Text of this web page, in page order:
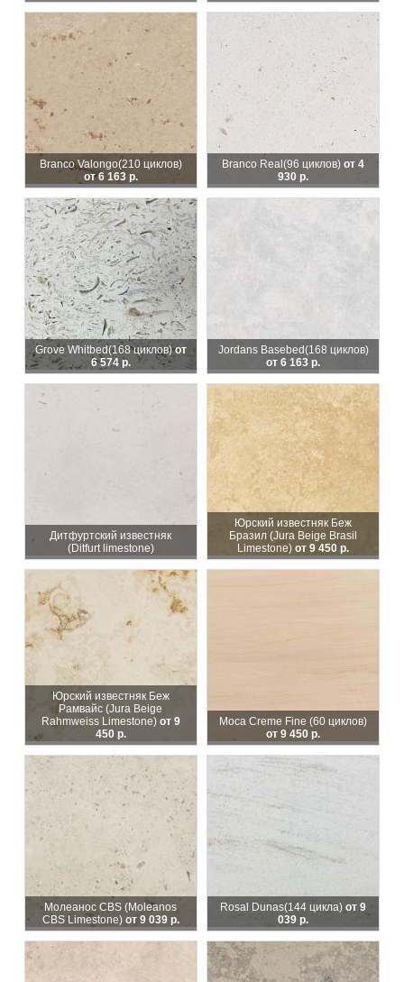
Branco Valongo(210 циклов)
от 6 163 р.
Branco Real (96 циклов) от 4
930 р.
Grove Whitbed(168 циклов)от
6 574 р.
Jordans Basebed(168 циклов)
от 6 163 р.
Дитфуртский известняк
(Ditfurt limestone)
Юрский известняк Беж
Бразил (Jura Beige Brasil
Limestone) от 9 450 р.
Юрский известняк Беж
Рамвайс (Jura Beige
Rahmweiss Limestone) от 9
450 р.
Moca Creme Fine (60 циклов)
от 9 450 р.
Молеанос CBS (Moleanos
CBS Limestone) от 9 039 р.
Rosal Dunas(144 цикла) от 9
039 р.